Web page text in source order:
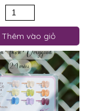
Thêm vào giỏ